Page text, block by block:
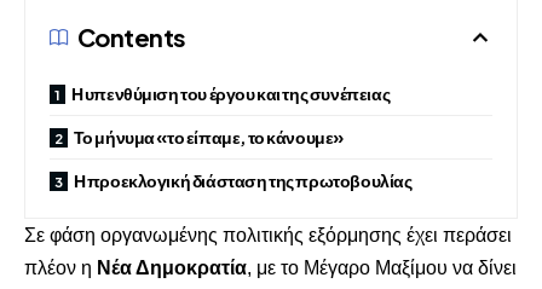
Contents
Η υπενθύμιση του έργου και της συνέπειας
Το μήνυμα «το είπαμε, το κάνουμε»
Η προεκλογική διάσταση της πρωτοβουλίας
Σε φάση οργανωμένης πολιτικής εξόρμησης έχει περάσει
πλέον η Νέα Δημοκρατία, με το Μέγαρο Μαξίμου να δίνει